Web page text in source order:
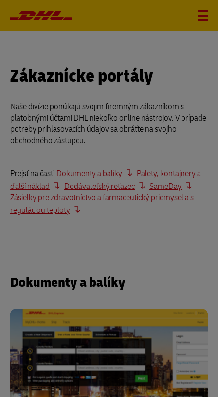
Zákaznícke portály
Naše divízie ponúkajú svojim firemným zákazníkom s
platobnými účtami DHL niekoľko online nástrojov. V prípade
potreby prihlasovacích údajov sa obráťte na svojho
obchodného zástupcu.
Prejsť na časť: Dokumenty a balíky
Palety, kontajnery a
ďalší náklad
Dodávateľský reťazec
SameDay
Zásielky pre zdravotníctvo a farmaceutický priemysel a s
reguláciou teploty
Dokumenty a balíky